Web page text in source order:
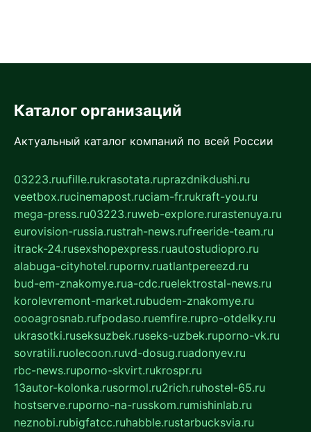
Каталог организаций
Актуальный каталог компаний по всей России
03223.ruufille.rukrasotata.ruprazdnikdushi.ru
veetbox.rucinemapost.ruciam-fr.rukraft-you.ru
mega-press.ru03223.ruweb-explore.rurastenuya.ru
eurovision-russia.rustrah-news.rufreeride-team.ru
itrack-24.rusexshopexpress.ruautostudiopro.ru
alabuga-cityhotel.rupornv.ruatlantpereezd.ru
bud-em-znakomye.rua-cdc.ruelektrostal-news.ru
korolevremont-market.rubudem-znakomye.ru
oooagrosnab.rufpodaso.ruemfire.rupro-otdelky.ru
ukrasotki.ruseksuzbek.ruseks-uzbek.ruporno-vk.ru
sovratili.ruolecoon.ruvd-dosug.ruadonyev.ru
rbc-news.ruporno-skvirt.rukrospr.ru
13autor-kolonka.rusormol.ru2rich.ruhostel-65.ru
hostserve.ruporno-na-russkom.rumishinlab.ru
neznobi.rubigfatcc.ruhabble.rustarbucksvia.ru